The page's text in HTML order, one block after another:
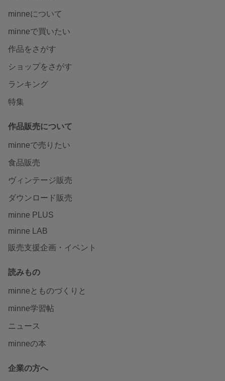
minneについて
minneで買いたい
作品をさがす
ショップをさがす
ランキング
特集
作品販売について
minneで売りたい
食品販売
ヴィンテージ販売
ダウンロード販売
minne PLUS
minne LAB
販売支援企画・イベント
読みもの
minneとものづくりと
minne学習帖
ニュース
minneの本
企業の方へ